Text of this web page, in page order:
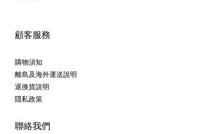
顧客服務
購物須知
離島及海外運送說明
退換貨說明
隱私政策
聯絡我們